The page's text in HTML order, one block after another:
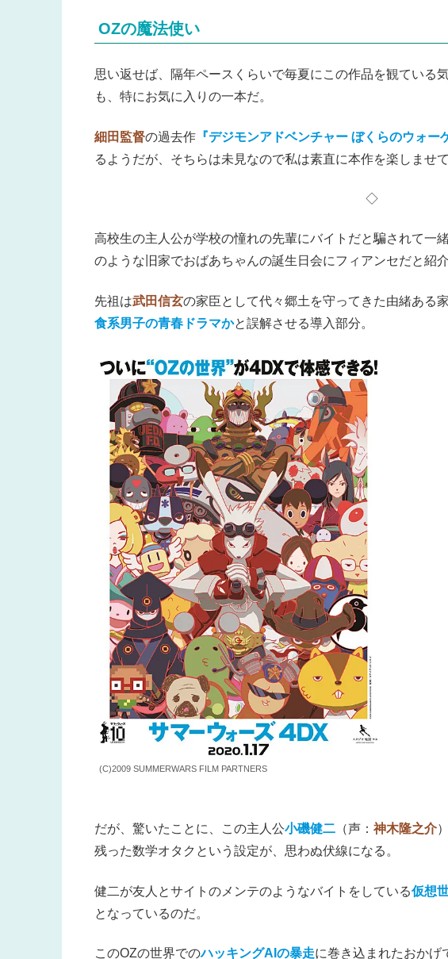
OZの魔法使い
思い返せば、隔年ペースくらいで毎夏にこの作品を観ている気
も、特にお気に入りの一本だ。
細田監督の過去作 『デジモンアドベンチャー ぼくらのウォー
るようだが、そちらは未見なので私は素直に本作を楽しませ
◇
高校生の主人公が学校の憧れの先輩にバイトだと騙されて一
のような旧家でおばあちゃんの誕生日会にフィアンセだと紹介
先祖は武田信玄の家臣として代々郷土を守ってきた由緒ある
食系男子の青春ドラマかと誤解させる導入部分。
(C)2009 SUMMERWARS FILM PARTNERS
だが、驚いたことに、この主人公小磯健二 （声： 神木隆之介
残った数学オタクという設定が、思わぬ伏線になる。
健二が友人とサイトのメンテのようなバイトをしている仮想
となっているのだ。
このOZの世界でのハッキングAIの暴走に巻き込まれたおかげ